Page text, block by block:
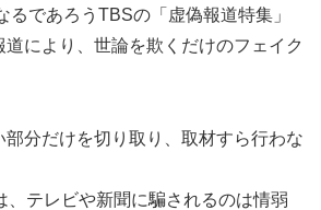
るであろうTBSの「虚偽報道特集」
により、世論を欺くだけのフェイク
分だけを切り取り、取材すら行わな
、テレビや新聞に騙されるのは情弱